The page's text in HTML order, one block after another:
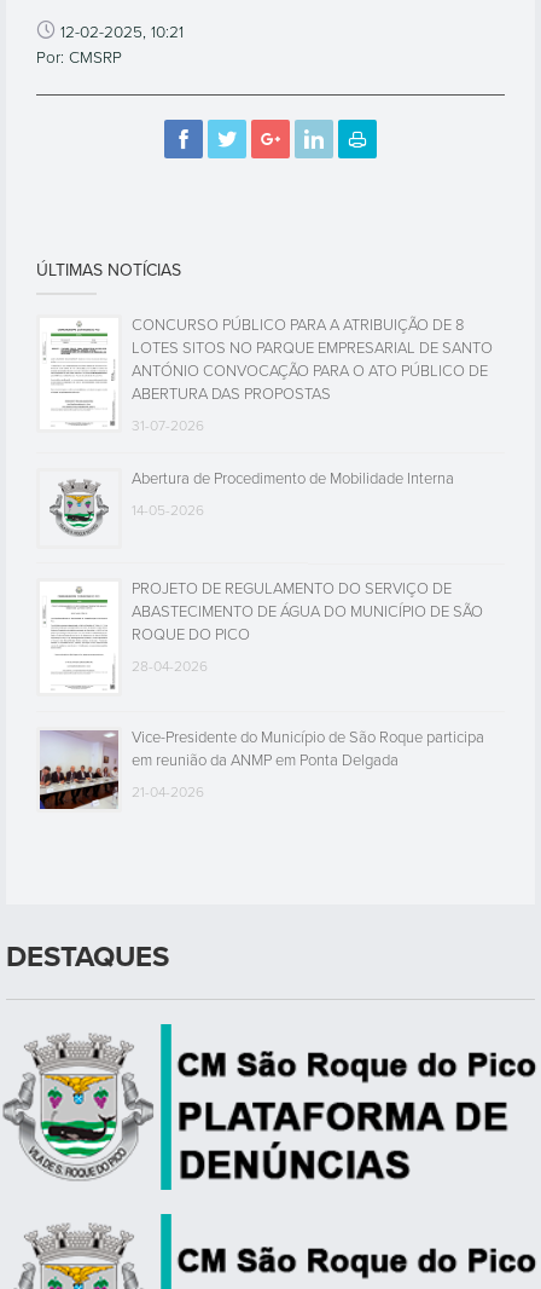
12-02-2025, 10:21
Por: CMSRP
ÚLTIMAS NOTÍCIAS
CONCURSO PÚBLICO PARA A ATRIBUIÇÃO DE 8
LOTES SITOS NO PARQUE EMPRESARIAL DE SANTO
ANTÓNIO CONVOCAÇÃO PARA O ATO PÚBLICO DE
ABERTURA DAS PROPOSTAS
31-07-2026
Abertura de Procedimento de Mobilidade Interna
14-05-2026
PROJETO DE REGULAMENTO DO SERVIÇO DE
ABASTECIMENTO DE ÁGUA DO MUNICÍPIO DE SÃO
ROQUE DO PICO
28-04-2026
Vice-Presidente do Município de São Roque participa
em reunião da ANMP em Ponta Delgada
21-04-2026
DESTAQUES